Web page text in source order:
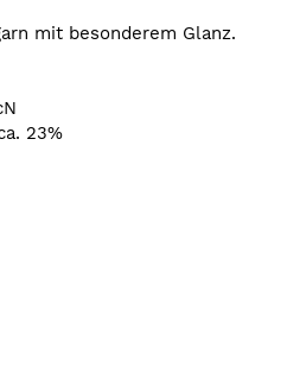
mit besonderem Glanz.
23%